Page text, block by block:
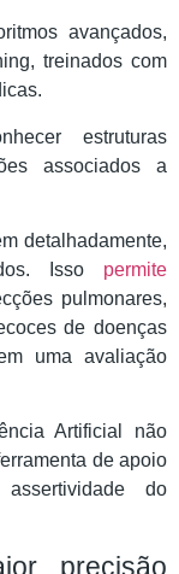
avançados,
treinados com
estruturas
associados a
detalhadamente,
Isso permite
pulmonares,
de doenças
uma avaliação
Artificial não
de apoio
do
precisão